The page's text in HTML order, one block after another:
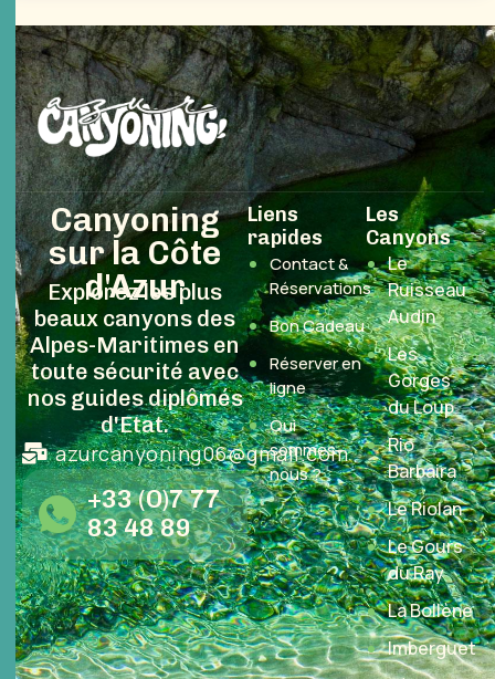
Canyoning
sur la Côte
d'Azur
Explorez les plus
beaux canyons des
Alpes-Maritimes en
toute sécurité avec
nos guides diplômés
d'Etat.
azurcanyoning06@gmail.com
+33 (O)7 77
83 48 89
Liens
rapides
Contact &
Réservations
Bon Cadeau
Réserver en
ligne
Qui
sommes-
nous ?
Les
Canyons
Le
Ruisseau
Audin
Les
Gorges
du Loup
Rio
Barbaira
Le Riolan
Le Gours
du Ray
La Bollène
Imberguet